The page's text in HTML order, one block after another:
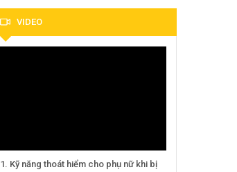
VIDEO
1. Kỹ năng thoát hiểm cho phụ nữ khi bị